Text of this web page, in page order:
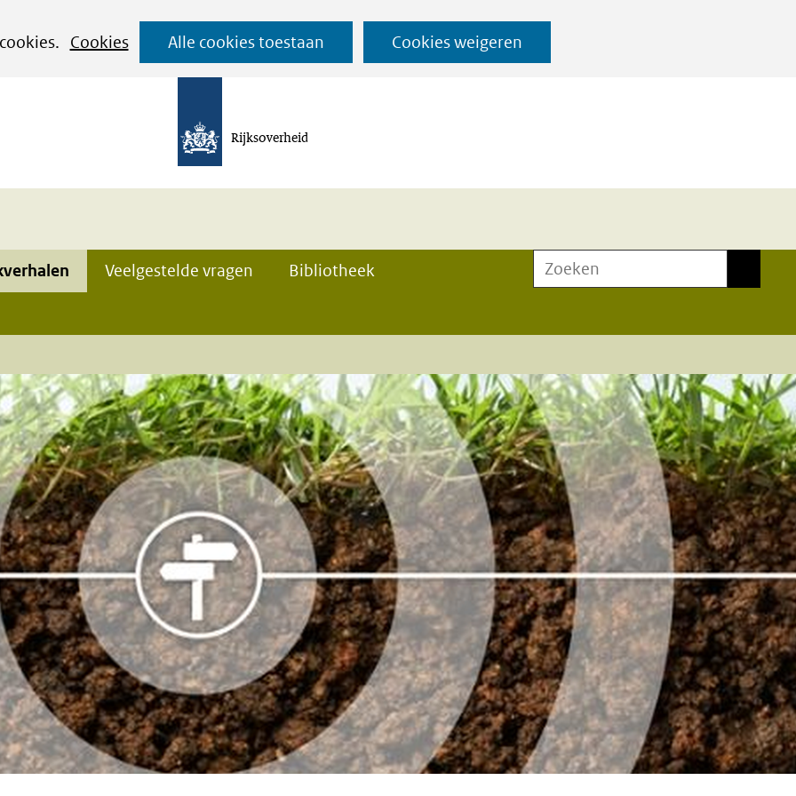
Cookies
Alle cookies toestaan Cookies weigeren
Ga
naar
de
Rijksoverheid
Veelgestelde vragen Bibliotheek Zoeken